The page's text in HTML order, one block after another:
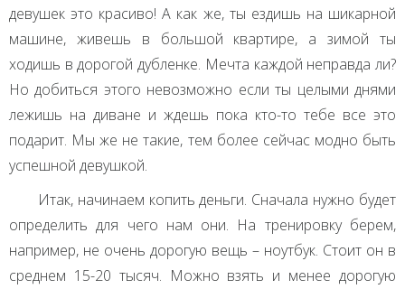
девушек это красиво! А как же, ты ездишь на шикарной
машине, живешь в большой квартире, а зимой ты
ходишь в дорогой дубленке. Мечта каждой неправда ли?
Но добиться этого невозможно если ты целыми днями
лежишь на диване и ждешь пока кто-то тебе все это
подарит. Мы же не такие, тем более сейчас модно быть
успешной девушкой.
Итак, начинаем копить деньги. Сначала нужно будет
определить для чего нам они. На тренировку берем,
например, не очень дорогую вещь – ноутбук. Стоит он в
среднем 15-20 тысяч. Можно взять и менее дорогую